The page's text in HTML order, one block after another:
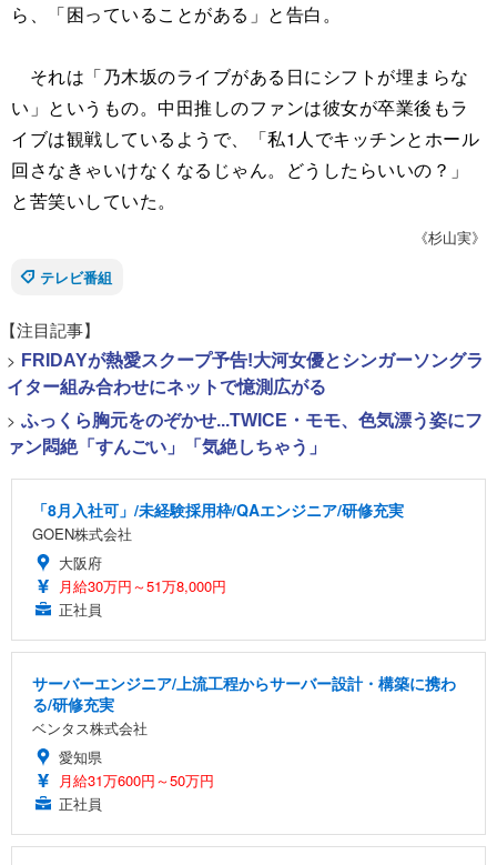
ら、「困っていることがある」と告白。
それは「乃木坂のライブがある日にシフトが埋まらな
い」というもの。中田推しのファンは彼女が卒業後もラ
イブは観戦しているようで、「私1人でキッチンとホール
回さなきゃいけなくなるじゃん。どうしたらいいの？」
と苦笑いしていた。
《杉山実》
テレビ番組
【注目記事】
> FRIDAYが熱愛スクープ予告!大河女優とシンガーソングラ
イター組み合わせにネットで憶測広がる
> ふっくら胸元をのぞかせ...TWICE・モモ、色気漂う姿にフ
ァン悶絶「すんごい」「気絶しちゃう」
「8月入社可」/未経験採用枠/QAエンジニア/研修充実
GOEN株式会社
大阪府
月給30万円～51万8,000円
正社員
サーバーエンジニア/上流工程からサーバー設計・構築に携わ
る/研修充実
ベンタス株式会社
愛知県
月給31万600円～50万円
正社員